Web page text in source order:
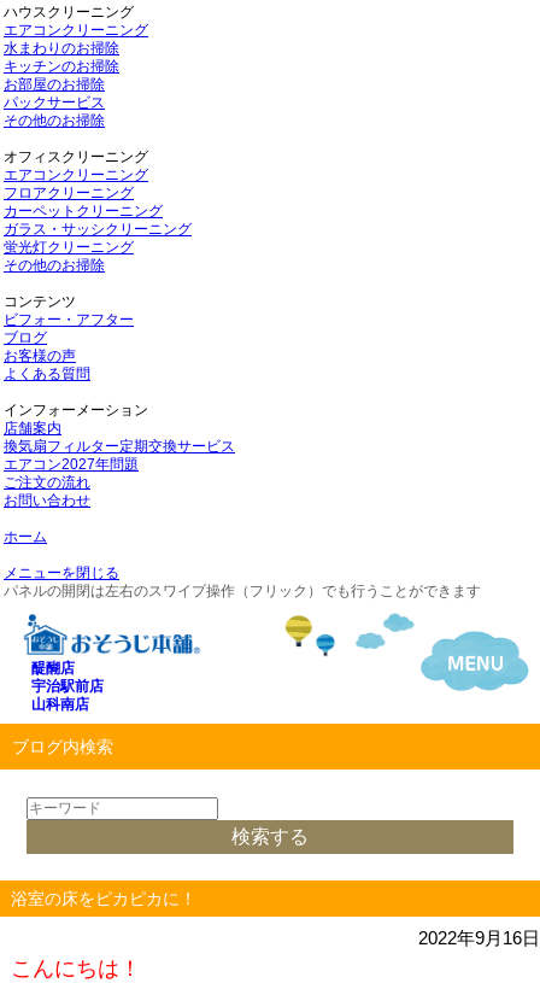
ハウスクリーニング
エアコンクリーニング
水まわりのお掃除
キッチンのお掃除
お部屋のお掃除
パックサービス
その他のお掃除
オフィスクリーニング
エアコンクリーニング
フロアクリーニング
カーペットクリーニング
ガラス・サッシクリーニング
蛍光灯クリーニング
その他のお掃除
コンテンツ
ビフォー・アフター
ブログ
お客様の声
よくある質問
インフォーメーション
店舗案内
換気扇フィルター定期交換サービス
エアコン2027年問題
ご注文の流れ
お問い合わせ
ホーム
メニューを閉じる
パネルの開閉は左右のスワイプ操作（フリック）でも行うことができます
醍醐店
宇治駅前店
山科南店
ブログ内検索
浴室の床をピカピカに！
2022年9月16日
こんにちは！